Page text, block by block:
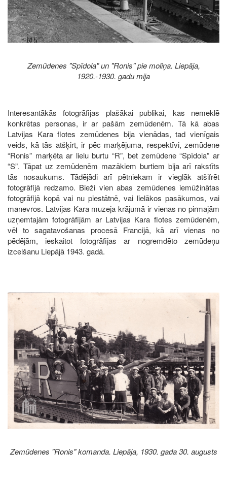
Zemūdenes "Spīdola" un "Ronis" pie moliņa. Liepāja,
1920.-1930. gadu mija
Interesantākās fotogrāfijas plašākai publikai, kas nemeklē
konkrētas personas, ir ar pašām zemūdenēm. Tā kā abas
Latvijas Kara flotes zemūdenes bija vienādas, tad vienīgais
veids, kā tās atšķirt, ir pēc marķējuma, respektīvi, zemūdene
“Ronis” marķēta ar lielu burtu “R”, bet zemūdene “Spīdola” ar
“S”. Tāpat uz zemūdenēm mazākiem burtiem bija arī rakstīts
tās nosaukums. Tādējādi arī pētniekam ir vieglāk atšifrēt
fotogrāfijā redzamo. Bieži vien abas zemūdenes iemūžinātas
fotogrāfijā kopā vai nu piestātnē, vai lielākos pasākumos, vai
manevros. Latvijas Kara muzeja krājumā ir vienas no pirmajām
uzņemtajām fotogrāfijām ar Latvijas Kara flotes zemūdenēm,
vēl to sagatavošanas procesā Francijā, kā arī vienas no
pēdējām, ieskaitot fotogrāfijas ar nogremdēto zemūdeņu
izcelšanu Liepājā 1943. gadā.
Image
Zemūdenes "Ronis" komanda. Liepāja, 1930. gada 30. augusts